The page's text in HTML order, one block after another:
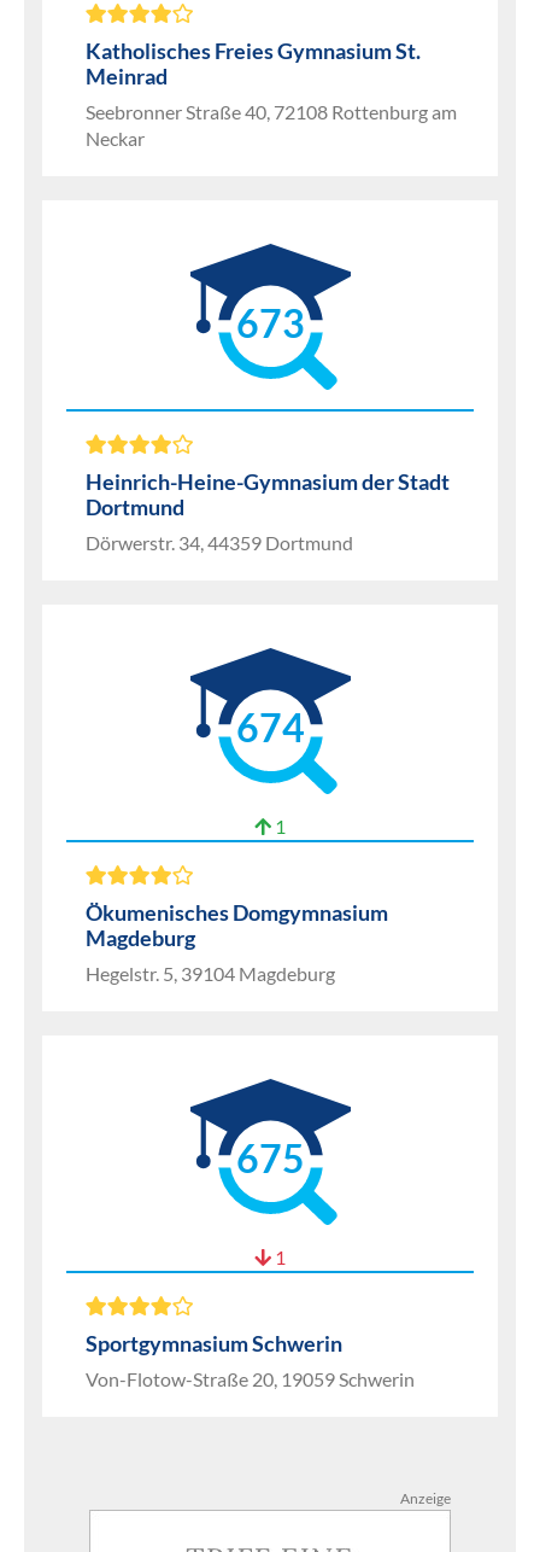
Katholisches Freies Gymnasium St.
Meinrad
Seebronner Straße 40, 72108 Rottenburg am
Neckar
673
Heinrich-Heine-Gymnasium der Stadt
Dortmund
Dörwerstr. 34, 44359 Dortmund
674
1
Ökumenisches Domgymnasium
Magdeburg
Hegelstr. 5, 39104 Magdeburg
675
1
Sportgymnasium Schwerin
Von-Flotow-Straße 20, 19059 Schwerin
Anzeige